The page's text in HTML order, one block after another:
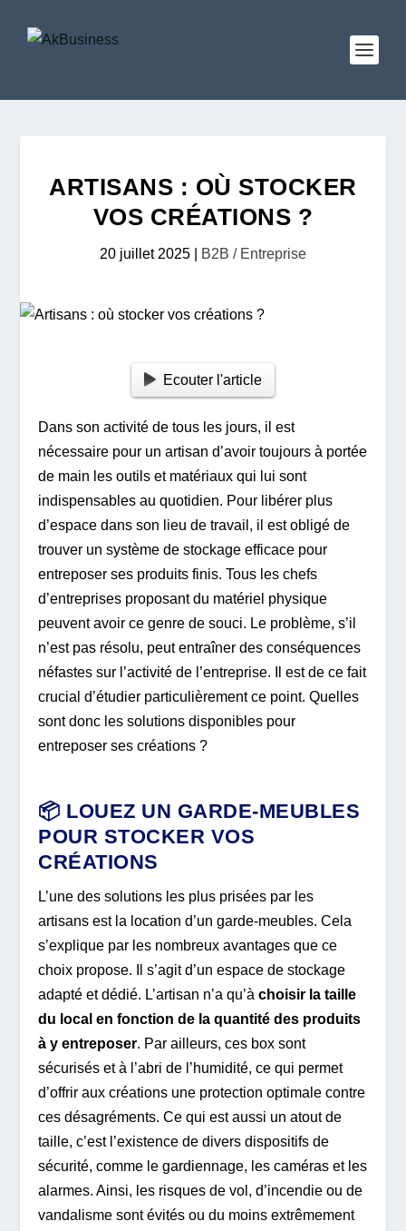
ARTISANS : OÙ STOCKER
VOS CRÉATIONS ?
20 juillet 2025 B2B / Entreprise
Ecouter l'article
Dans son activité de tous les jours, il est
nécessaire pour un artisan d’avoir toujours à portée
de main les outils et matériaux qui lui sont
indispensables au quotidien. Pour libérer plus
d’espace dans son lieu de travail, il est obligé de
trouver un système de stockage efficace pour
entreposer ses produits finis. Tous les chefs
d’entreprises proposant du matériel physique
peuvent avoir ce genre de souci. Le problème, s’il
n’est pas résolu, peut entraîner des conséquences
néfastes sur l’activité de l’entreprise. Il est de ce fait
crucial d’étudier particulièrement ce point. Quelles
sont donc les solutions disponibles pour
entreposer ses créations ?
📦 LOUEZ UN GARDE-MEUBLES
POUR STOCKER VOS
CRÉATIONS
L’une des solutions les plus prisées par les
artisans est la location d’un garde-meubles. Cela
s’explique par les nombreux avantages que ce
choix propose. Il s’agit d’un espace de stockage
adapté et dédié. L’artisan n’a qu’à choisir la taille
du local en fonction de la quantité des produits
à y entreposer. Par ailleurs, ces box sont
sécurisés et à l’abri de l’humidité, ce qui permet
d’offrir aux créations une protection optimale contre
ces désagréments. Ce qui est aussi un atout de
taille, c’est l’existence de divers dispositifs de
sécurité, comme le gardiennage, les caméras et les
alarmes. Ainsi, les risques de vol, d’incendie ou de
vandalisme sont évités ou du moins extrêmement